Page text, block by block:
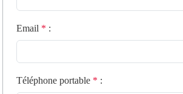
Email * :
Téléphone portable * :